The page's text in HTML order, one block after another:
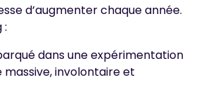
d’augmenter chaque année.
:
dans une expérimentation
involontaire et